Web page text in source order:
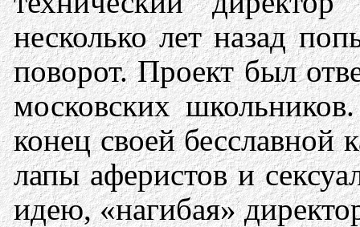
несколько лет назад
поворот. Проект был
московских
конец своей бесславной
лапы аферистов и
идею, «нагибая»